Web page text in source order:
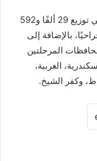
وأضاف أن المبادرة نجحت منذ انطلاقها في توزيع 29 ألفًا و592
أكثر من 1995 تدخلاً جراحيًا، بالإضافة إلى
ألف طفل في محافظات المرحلتين
الغربية،
وكفر الشيخ.